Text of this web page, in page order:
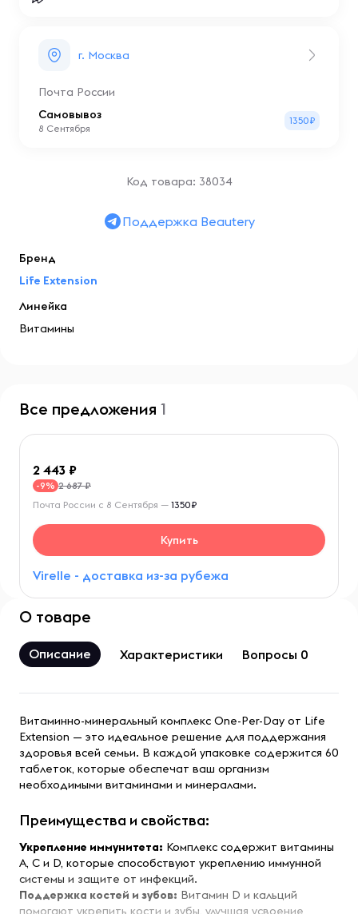
г. Москва
Почта России
Самовывоз
8 Сентября
1350₽
Код товара: 38034
Поддержка Beautery
Бренд
Life Extension
Линейка
Витамины
Все предложения 1
2 443
-9% 2 687 ₽
Virelle - доставка из-за рубежа
Почта России с 8 Сентября — 1350₽
Купить
О товаре
Описание Характеристики Вопросы 0
Витаминно-минеральный комплекс One-Per-Day от Life
Extension — это идеальное решение для поддержания
здоровья всей семьи. В каждой упаковке содержится 60
таблеток, которые обеспечат ваш организм
необходимыми витаминами и минералами.
Преимущества и свойства:
Укрепление иммунитета: Комплекс содержит витамины
А, С и D, которые способствуют укреплению иммунной
системы и защите от инфекций.
Поддержка костей и зубов: Витамин D и кальций
помогают укрепить кости и зубы, улучшая усвоение